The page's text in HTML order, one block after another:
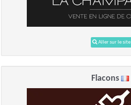
Aller sur le site
Flacons